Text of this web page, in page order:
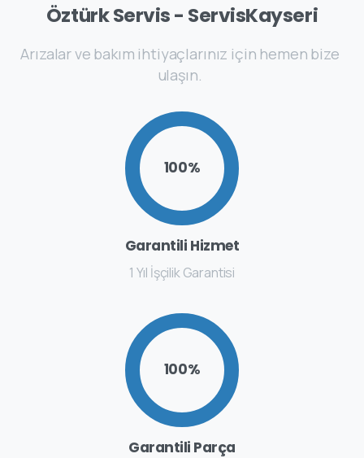
Öztürk Servis - ServisKayseri
Arızalar ve bakım ihtiyaçlarınız için hemen bize
ulaşın.
100%
Garantili Hizmet
1 Yıl İşçilik Garantisi
100%
Garantili Parça